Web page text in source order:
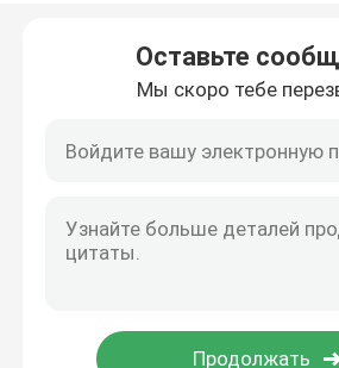
Олигосинтезные реагенты
Средство доставки
Оставьте
Мы скоро тебе